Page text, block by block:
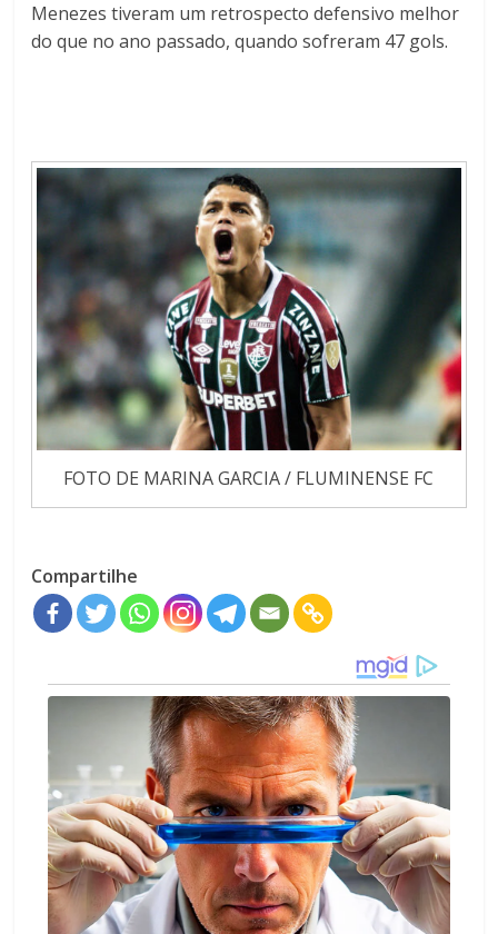
Menezes tiveram um retrospecto defensivo melhor
do que no ano passado, quando sofreram 47 gols.
FOTO DE MARINA GARCIA / FLUMINENSE FC
Compartilhe